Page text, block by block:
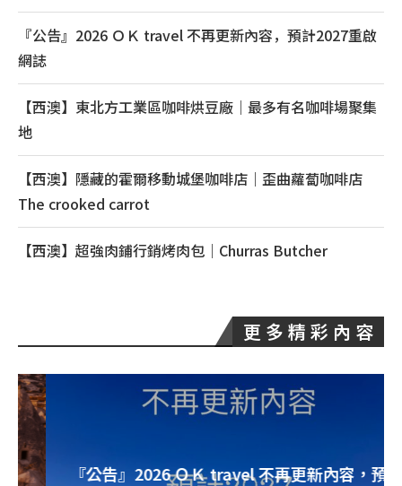
『公告』2026 ＯＫ travel 不再更新內容，預計2027重啟
網誌
【西澳】東北方工業區咖啡烘豆廠｜最多有名咖啡場聚集
地
【西澳】隱藏的霍爾移動城堡咖啡店｜歪曲蘿蔔咖啡店
The crooked carrot
【西澳】超強肉鋪行銷烤肉包｜Churras Butcher
更 多 精 彩 內 容
『公告』2026 ＯＫ travel 不再更新內容，預